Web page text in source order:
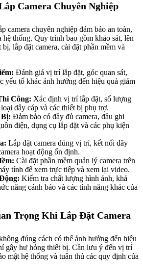
Camera Chuyên Nghiệp
camera chuyên nghiệp đảm bảo an toàn,
hệ thống. Quy trình bao gồm khảo sát, lên
lắp đặt camera, cài đặt phần mềm và
Đánh giá vị trí lắp đặt, góc quan sát,
yếu tố khác ảnh hưởng đến hiệu quả giám
Công: Xác định vị trí lắp đặt, số lượng
dây cáp và các thiết bị phụ trợ.
Đảm bảo có đầy đủ camera, đầu ghi
điện, dụng cụ lắp đặt và các phụ kiện
Lắp đặt camera đúng vị trí, kết nối dây
hoạt động ổn định.
Cài đặt phần mềm quản lý camera trên
tính để xem trực tiếp và xem lại video.
Kiểm tra chất lượng hình ảnh, khả
năng cảnh báo và các tính năng khác của
Trọng Khi Lắp Đặt Camera
đúng cách có thể ảnh hưởng đến hiệu
gây hư hỏng thiết bị. Cần lưu ý đến vị trí
mật hệ thống và tuân thủ các quy định của